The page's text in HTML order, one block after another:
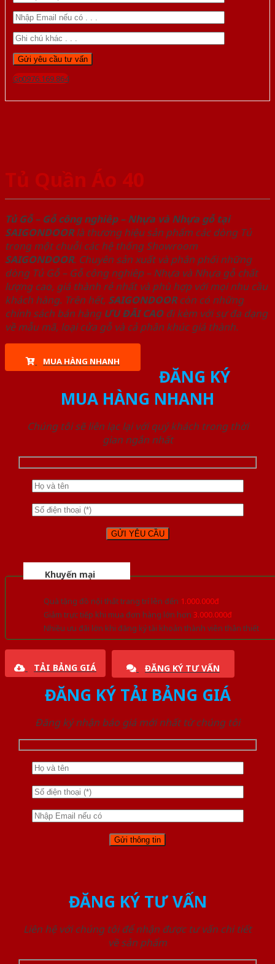
Gọi 0976.169.864
Tủ Quần Áo 40
Tủ Gỗ – Gỗ công nghiêp – Nhựa và Nhựa gỗ tại
SAIGONDOORlà thương hiệu sản phẩm các dòng Tủ
trong một chuỗi các hệ thống Showroom
SAIGONDOOR. Chuyên sản xuất và phân phối những
dòng Tủ Gỗ – Gỗ công nghiêp – Nhựa và Nhựa gỗ chất
lượng cao, giá thành rẻ nhất và phù hợp với mọi nhu cầu
khách hàng. Trên hết, SAIGONDOORcòn có những
chính sách bán hàng ƯU ĐÃI CAOđi kèm với sự đa dạng
về mẫu mã, loại cửa gỗ và cả phân khúc giá thành.
MUA HÀNG NHANH
ĐĂNG KÝ
MUA HÀNG NHANH
Chúng tôi sẽ liên lạc lại với quý khách trong thời
gian ngắn nhất
Khuyến mại
Quà tặng đồ nội thất trang trí lên đến 1.000.000đ
Giảm trực tiếp khi mua đơn hàng lớn hơn 3.000.000đ
Nhiều ưu đãi lớn khi đăng ký tài khoản thành viên thân thiết
TẢI BẢNG GIÁ ĐĂNG KÝ TƯ VẤN
ĐĂNG KÝ TẢI BẢNG GIÁ
Đăng ký nhận báo giá mới nhất từ chúng tôi
ĐĂNG KÝ TƯ VẤN
Liên hệ với chúng tôi để nhận được tư vấn chi tiết
về sản phẩm